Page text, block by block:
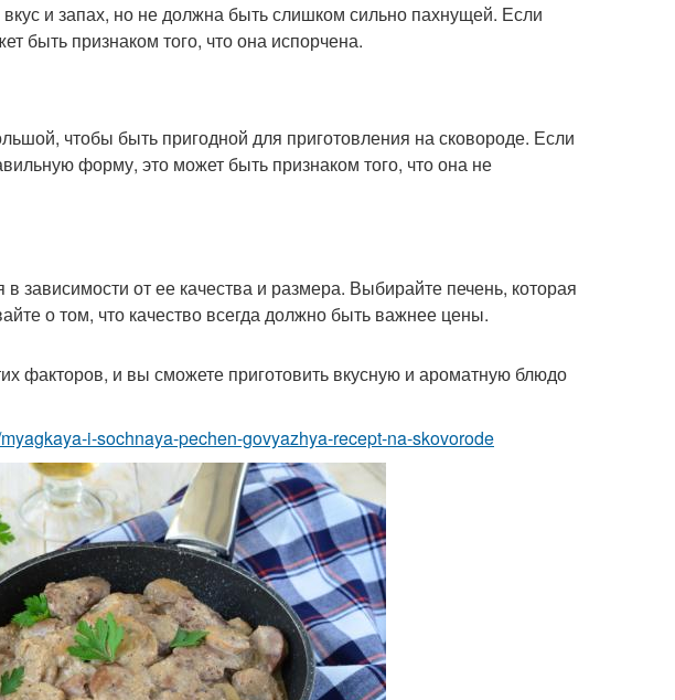
и запах, но не должна быть слишком сильно пахнущей. Если
быть признаком того, что она испорчена.
чтобы быть пригодной для приготовления на сковороде. Если
форму, это может быть признаком того, что она не
зависимости от ее качества и размера. Выбирайте печень, которая
о том, что качество всегда должно быть важнее цены.
факторов, и вы сможете приготовить вкусную и ароматную блюдо
i-sochnaya-pechen-govyazhya-recept-na-skovorode